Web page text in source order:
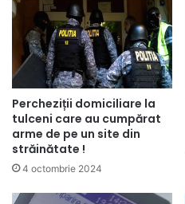
Percheziții domiciliare la
tulceni care au cumpărat
arme de pe un site din
străinătate !
4 octombrie 2024